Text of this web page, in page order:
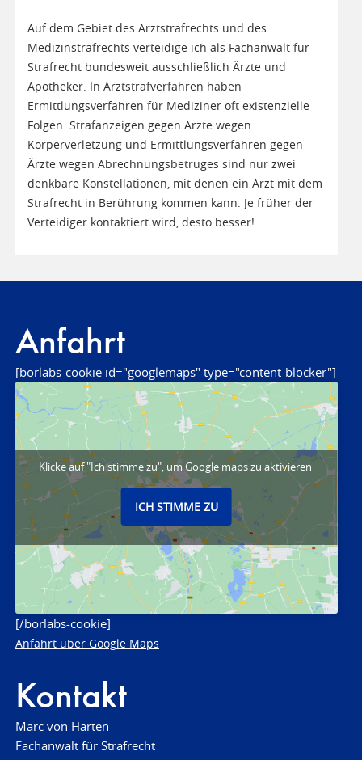
Auf dem Gebiet des Arztstrafrechts und des
Medizinstrafrechts verteidige ich als Fachanwalt für
Strafrecht bundesweit ausschließlich Ärzte und
Apotheker. In Arztstrafverfahren haben
Ermittlungsverfahren für Mediziner oft existenzielle
Folgen. Strafanzeigen gegen Ärzte wegen
Körperverletzung und Ermittlungsverfahren gegen
Ärzte wegen Abrechnungsbetruges sind nur zwei
denkbare Konstellationen, mit denen ein Arzt mit dem
Strafrecht in Berührung kommen kann. Je früher der
Verteidiger kontaktiert wird, desto besser!
Anfahrt
[borlabs-cookie id="googlemaps" type="content-blocker"]
Klicke auf "Ich stimme zu", um Google maps zu aktivieren
ICH STIMME ZU
[/borlabs-cookie]
Anfahrt über Google Maps
Kontakt
Marc von Harten
Fachanwalt für Strafrecht